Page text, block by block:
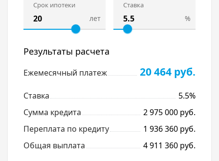
Срок ипотеки
лет
Ставка
%
Результаты расчета
Ежемесячный платеж 20 464 руб.
Ставка
5.5%
Сумма кредита
2 975 000 руб.
Переплата по кредиту
1 936 360 руб.
Общая выплата
4 911 360 руб.